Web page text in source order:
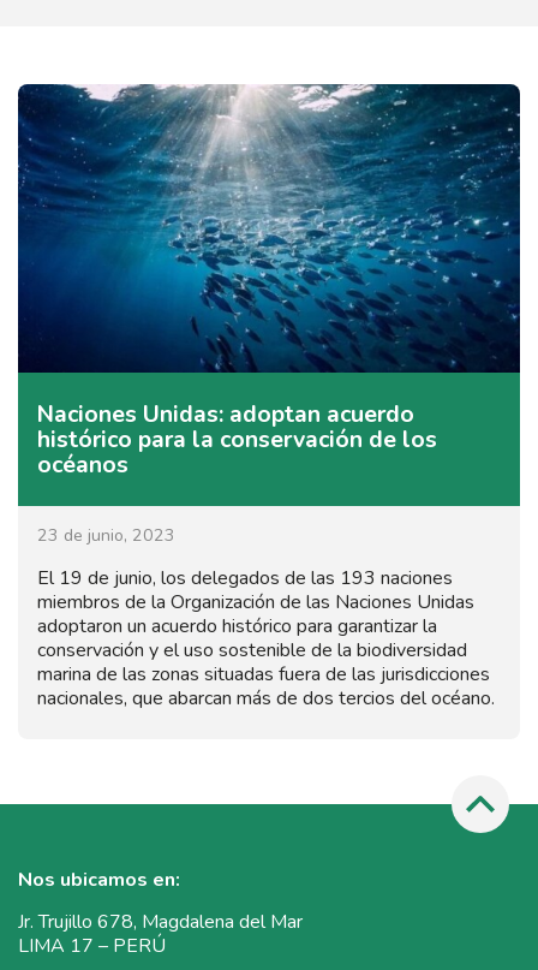
Naciones Unidas: adoptan acuerdo
histórico para la conservación de los
océanos
23 de junio, 2023
El 19 de junio, los delegados de las 193 naciones
miembros de la Organización de las Naciones Unidas
adoptaron un acuerdo histórico para garantizar la
conservación y el uso sostenible de la biodiversidad
marina de las zonas situadas fuera de las jurisdicciones
nacionales, que abarcan más de dos tercios del océano.
Nos ubicamos en:
Jr. Trujillo 678, Magdalena del Mar
LIMA 17 – PERÚ